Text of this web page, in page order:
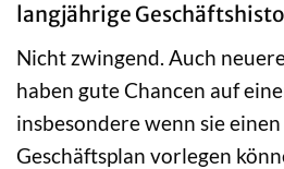
langjährige
Nicht zwingend. Auch
haben gute Chancen auf
insbesondere wenn sie
Geschäftsplan vorlegen